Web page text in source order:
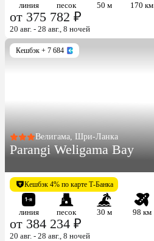
линия песок 50 м 170 км
от 375 782 ₽
20 авг. - 28 авг., 8 ночей
Кешбэк + 7 684
Велигама, Шри-Ланка
Parangi Weligama Bay
Кешбэк 4% по карте Т-Банка
линия песок 30 м 98 км
от 384 234 ₽
20 авг. - 28 авг., 8 ночей